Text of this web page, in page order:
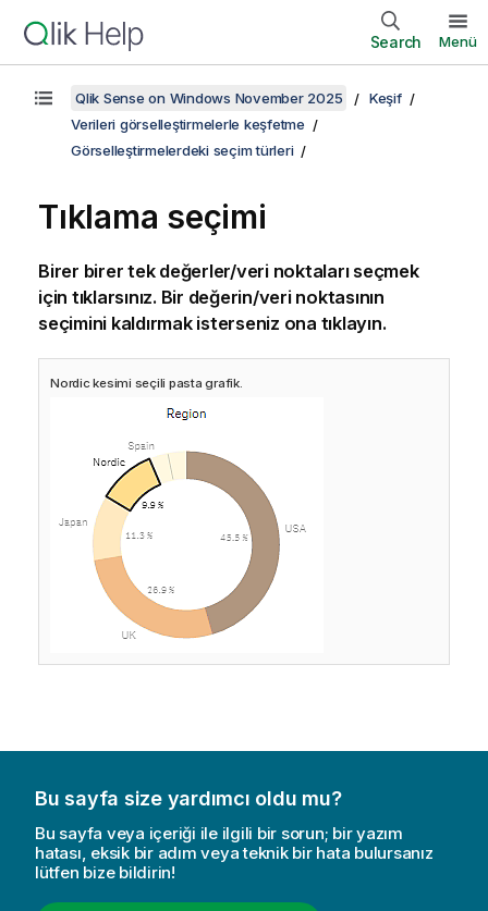
Search Menü
Qlik Sense on Windows November 2025
Keşif
Verileri görselleştirmelerle keşfetme
Görselleştirmelerdeki seçim türleri
Tıklama seçimi
Birer birer tek değerler/veri noktaları seçmek
için tıklarsınız. Bir değerin/veri noktasının
seçimini kaldırmak isterseniz ona tıklayın.
Nordickesimi seçili pasta grafik.
Bu sayfa size yardımcı oldu mu?
Bu sayfa veya içeriği ile ilgili bir sorun; bir yazım
hatası, eksik bir adım veya teknik bir hata bulursanız
lütfen bize bildirin!